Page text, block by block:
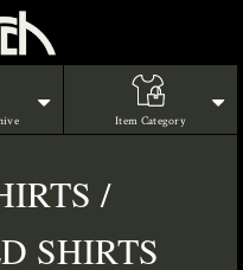
Item Category
/
SHIRTS